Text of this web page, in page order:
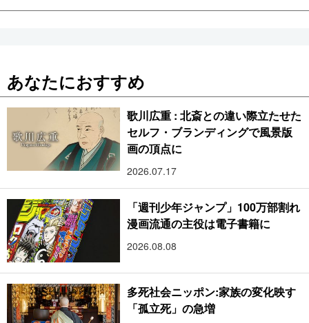
あなたにおすすめ
歌川広重 : 北斎との違い際立たせた
セルフ・ブランディングで風景版
画の頂点に
2026.07.17
「週刊少年ジャンプ」100万部割れ
漫画流通の主役は電子書籍に
2026.08.08
多死社会ニッポン:家族の変化映す
「孤立死」の急増